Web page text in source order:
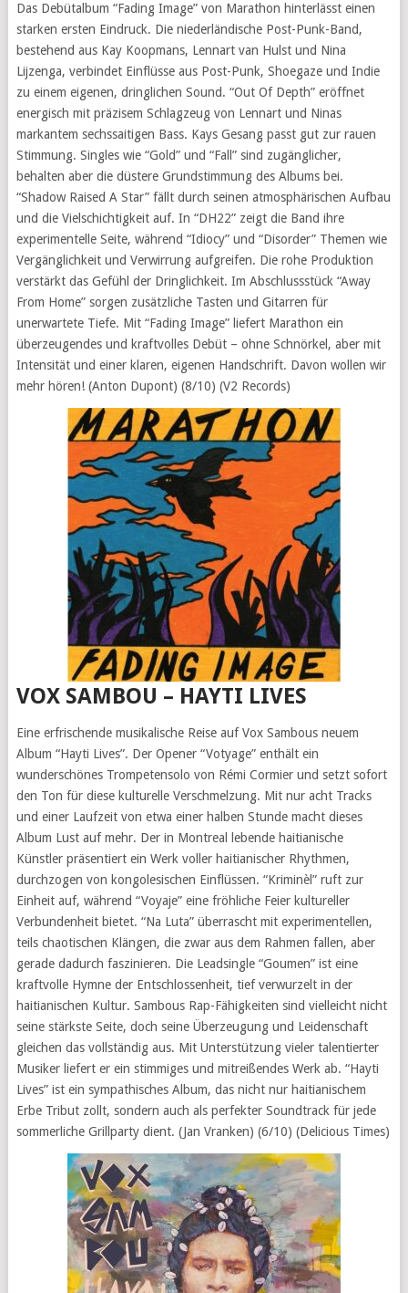
Das Debütalbum “Fading Image” von Marathon hinterlässt einen
starken ersten Eindruck. Die niederländische Post-Punk-Band,
bestehend aus Kay Koopmans, Lennart van Hulst und Nina
Lijzenga, verbindet Einflüsse aus Post-Punk, Shoegaze und Indie
zu einem eigenen, dringlichen Sound. “Out Of Depth” eröffnet
energisch mit präzisem Schlagzeug von Lennart und Ninas
markantem sechssaitigen Bass. Kays Gesang passt gut zur rauen
Stimmung. Singles wie “Gold” und “Fall” sind zugänglicher,
behalten aber die düstere Grundstimmung des Albums bei.
“Shadow Raised A Star” fällt durch seinen atmosphärischen Aufbau
und die Vielschichtigkeit auf. In “DH22” zeigt die Band ihre
experimentelle Seite, während “Idiocy” und “Disorder” Themen wie
Vergänglichkeit und Verwirrung aufgreifen. Die rohe Produktion
verstärkt das Gefühl der Dringlichkeit. Im Abschlussstück “Away
From Home” sorgen zusätzliche Tasten und Gitarren für
unerwartete Tiefe. Mit “Fading Image” liefert Marathon ein
überzeugendes und kraftvolles Debüt – ohne Schnörkel, aber mit
Intensität und einer klaren, eigenen Handschrift. Davon wollen wir
mehr hören! (Anton Dupont) (8/10) (V2 Records)
VOX SAMBOU – HAYTI LIVES
Eine erfrischende musikalische Reise auf Vox Sambous neuem
Album “Hayti Lives”. Der Opener “Votyage” enthält ein
wunderschönes Trompetensolo von Rémi Cormier und setzt sofort
den Ton für diese kulturelle Verschmelzung. Mit nur acht Tracks
und einer Laufzeit von etwa einer halben Stunde macht dieses
Album Lust auf mehr. Der in Montreal lebende haitianische
Künstler präsentiert ein Werk voller haitianischer Rhythmen,
durchzogen von kongolesischen Einflüssen. “Kriminèl” ruft zur
Einheit auf, während “Voyaje” eine fröhliche Feier kultureller
Verbundenheit bietet. “Na Luta” überrascht mit experimentellen,
teils chaotischen Klängen, die zwar aus dem Rahmen fallen, aber
gerade dadurch faszinieren. Die Leadsingle “Goumen” ist eine
kraftvolle Hymne der Entschlossenheit, tief verwurzelt in der
haitianischen Kultur. Sambous Rap-Fähigkeiten sind vielleicht nicht
seine stärkste Seite, doch seine Überzeugung und Leidenschaft
gleichen das vollständig aus. Mit Unterstützung vieler talentierter
Musiker liefert er ein stimmiges und mitreißendes Werk ab. “Hayti
Lives” ist ein sympathisches Album, das nicht nur haitianischem
Erbe Tribut zollt, sondern auch als perfekter Soundtrack für jede
sommerliche Grillparty dient. (Jan Vranken) (6/10) (Delicious Times)